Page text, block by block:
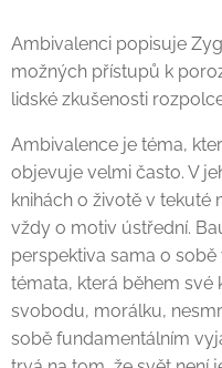
Ambivalenci popisuje
možných přístupů k
lidské zkušenosti
Ambivalence je téma,
objevuje velmi často. V
knihách o životě v tekuté
vždy o motiv ústřední.
perspektiva sama o
témata, která během své
svobodu, morálku,
sobě fundamentálním